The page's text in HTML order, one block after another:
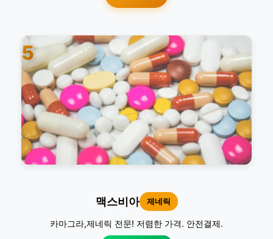
5
맥스비아 제네릭
카마그라,제네릭 전문! 저렴한 가격. 안전결제.